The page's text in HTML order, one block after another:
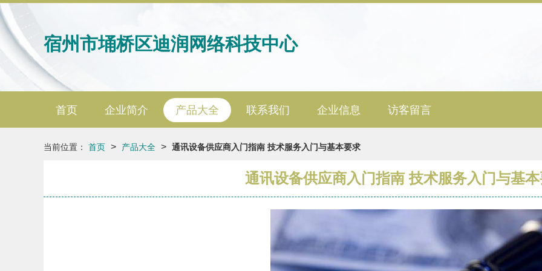
宿州市埇桥区迪润网络科技中心
首页 企业简介 产品大全 联系我们 企业信息 访客留言
当前位置： 首页 > 产品大全 > 通讯设备供应商入门指南 技术服务入门与基本要求
通讯设备供应商入门指南 技术服务入门与基